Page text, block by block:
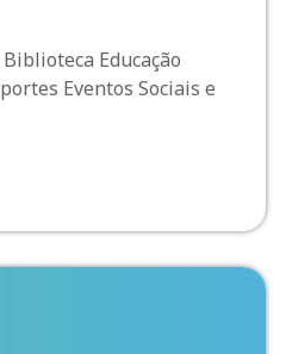
Educação
Eventos Sociais e